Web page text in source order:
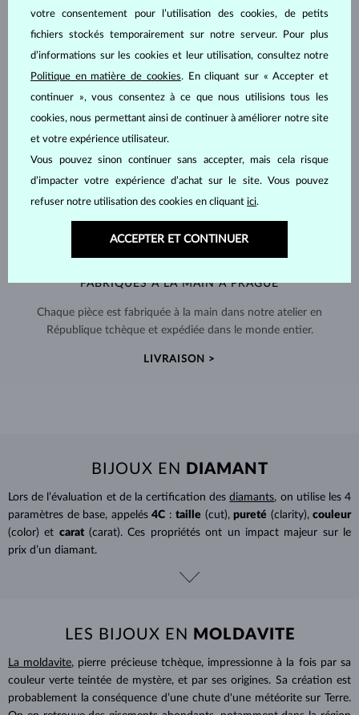
FABRIQUÉS À LA MAIN À PRAGUE
Chaque pièce est fabriquée à la main dans notre atelier en
République tchèque et expédiée dans le monde entier.
LIVRAISON >
BIJOUX EN DIAMANT
Lors de l’évaluation et de la certification desdiamants, on utilise les 4
paramètres de base, appelés 4C : taille (cut), pureté (clarity), couleur
(color) et carat (carat). Ces propriétés ont un impact majeur sur le
prix d’un diamant.
LES BIJOUX EN MOLDAVITE
La moldavite, pierre précieuse tchèque, impressionne à la fois par sa
couleur verte teintée de mystère, et par ses origines. Sa création est
probablement la conséquence d’une chute d'une météorite sur Terre.
votre consentement pour l’utilisation des cookies, de petits
fichiers stockés temporairement sur notre serveur. Pour plus
d’informations sur les cookies et leur utilisation, consultez notre
Politique en matière de cookies. En cliquant sur « Accepter et
continuer », vous consentez à ce que nous utilisions tous les
cookies, nous permettant ainsi de continuer à améliorer notre site
et votre expérience utilisateur.
Vous pouvez sinon continuer sans accepter, mais cela risque
d’impacter votre expérience d’achat sur le site. Vous pouvez
refuser notre utilisation des cookies en cliquant ici.
ACCEPTER ET CONTINUER